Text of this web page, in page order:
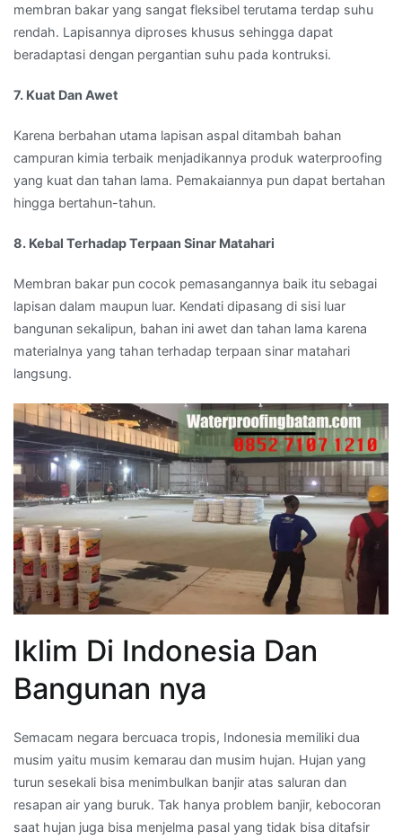
membran bakar yang sangat fleksibel terutama terdap suhu
rendah. Lapisannya diproses khusus sehingga dapat
beradaptasi dengan pergantian suhu pada kontruksi.
7. Kuat Dan Awet
Karena berbahan utama lapisan aspal ditambah bahan
campuran kimia terbaik menjadikannya produk waterproofing
yang kuat dan tahan lama. Pemakaiannya pun dapat bertahan
hingga bertahun-tahun.
8. Kebal Terhadap Terpaan Sinar Matahari
Membran bakar pun cocok pemasangannya baik itu sebagai
lapisan dalam maupun luar. Kendati dipasang di sisi luar
bangunan sekalipun, bahan ini awet dan tahan lama karena
materialnya yang tahan terhadap terpaan sinar matahari
langsung.
Iklim Di Indonesia Dan
Bangunan nya
Semacam negara bercuaca tropis, Indonesia memiliki dua
musim yaitu musim kemarau dan musim hujan. Hujan yang
turun sesekali bisa menimbulkan banjir atas saluran dan
resapan air yang buruk. Tak hanya problem banjir, kebocoran
saat hujan juga bisa menjelma pasal yang tidak bisa ditafsir